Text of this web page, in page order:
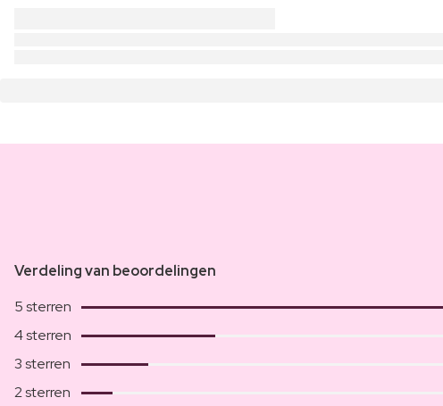
Verdeling van beoordelingen
5 sterren
4 sterren
3 sterren
2 sterren